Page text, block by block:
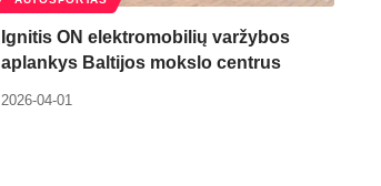
Ignitis ON elektromobilių varžybos
aplankys Baltijos mokslo centrus
2026-04-01